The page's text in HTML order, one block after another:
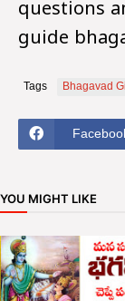
questions
guide
Tags Bhagavad
YOU MIGHT LIKE